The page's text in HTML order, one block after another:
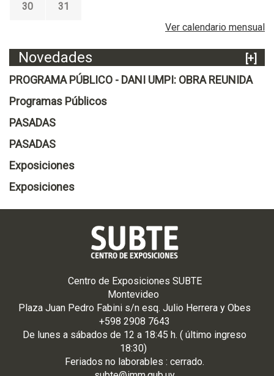
30
31
Ver calendario mensual
Novedades
[+]
PROGRAMA PÚBLICO - DANI UMPI: OBRA REUNIDA
Programas Públicos
PASADAS
PASADAS
Exposiciones
Exposiciones
Centro de Exposiciones SUBTE
Montevideo
Plaza Juan Pedro Fabini s/n esq. Julio Herrera y Obes
+598 2908 7643
De lunes a sábados de 12 a 18:45 h. ( último ingreso
18:30)
Feriados no laborables : cerrado.